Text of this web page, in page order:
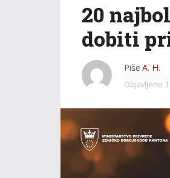
20
dobiti
Piše A. H.
Objavljeno